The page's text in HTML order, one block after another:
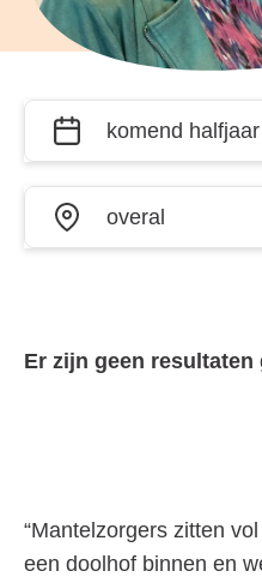
Filter
activiteiten
op datum
en plaats
Wanneer?
Waar?
Er zijn geen resultaten
“Mantelzorgers zitten
een doolhof binnen en